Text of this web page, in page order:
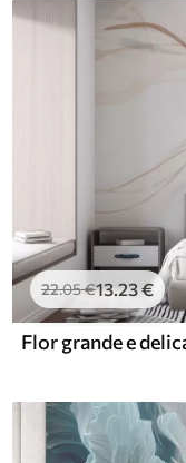
22.05€13.23€
Flor grande e